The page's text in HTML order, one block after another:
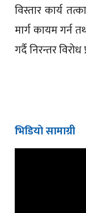
विस्तार कार्य
मार्ग कायम गर्न
गर्दै निरन्तर
भिडियाे सामाग्री